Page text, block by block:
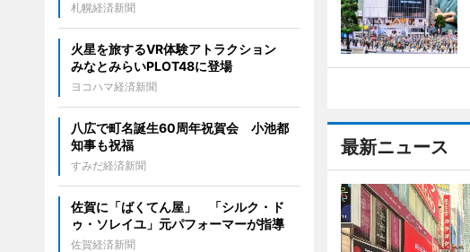
最新ニュース
札幌経済新聞
火星を旅するVR体験アトラクション
みなとみらいPLOT48に登場
ヨコハマ経済新聞
八広で町名誕生60周年祝賀会 小池都
知事も祝福
すみだ経済新聞
佐賀に「ばくてん屋」 「シルク・ド
ゥ・ソレイユ」元パフォーマーが指導
佐賀経済新聞